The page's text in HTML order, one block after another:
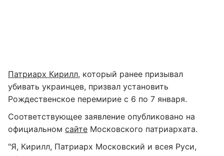
Патриарх Кирилл, который ранее призывал
убивать украинцев, призвал установить
Рождественское перемирие с 6 по 7 января.
Соответствующее заявление опубликовано на
официальном сайте Московского патриархата.
"Я, Кирилл, Патриарх Московский и всея Руси,